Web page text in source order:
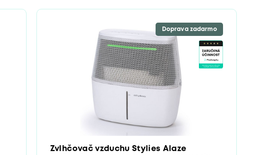
Doprava zadarmo
Zvlhčovač vzduchu Stylies Alaze